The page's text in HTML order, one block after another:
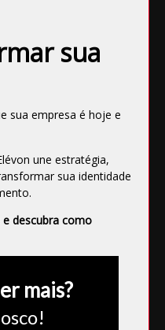
sua
sua empresa é hoje e
une estratégia,
sua identidade
descubra como
mais?